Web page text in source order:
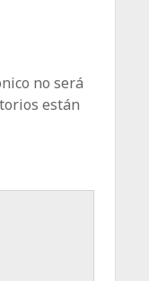
no será
están